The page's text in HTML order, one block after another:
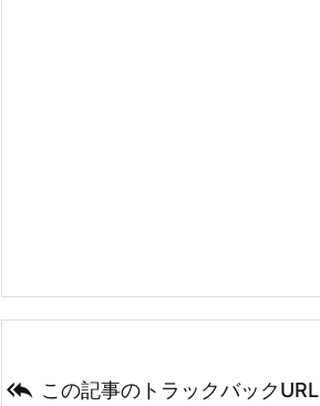
 この記事のトラックバックURL